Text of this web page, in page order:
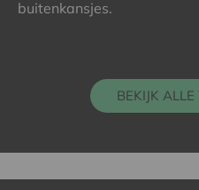
buitenkansjes.
BEKIJK